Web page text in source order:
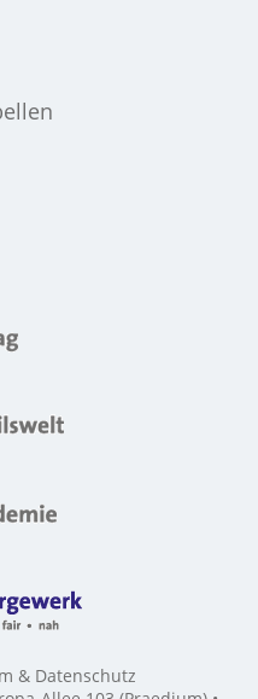
& Datenschutz